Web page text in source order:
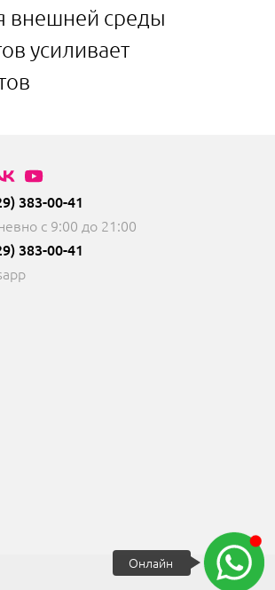
внешней среды
усиливает
383-00-41
с 9:00 до 21:00
383-00-41
Онлайн